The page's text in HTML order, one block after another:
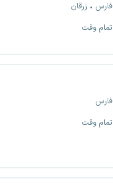
فارس
زرقان
تمام وقت
فارس
تمام وقت